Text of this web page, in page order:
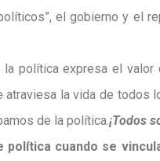
el gobierno y el
política expresa el valor
la vida de todos
de la política. ¡Todos
cuando se